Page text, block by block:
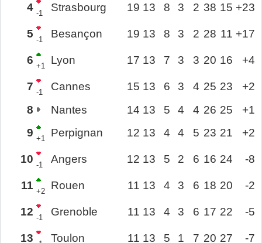
4 -1 Strasbourg 19 13 8 3 2 38 15 +23
5 -1 Besançon 19 13 8 3 2 28 11 +17
6 +1 Lyon 17 13 7 3 3 20 16 +4
7 -1 Cannes 15 13 6 3 4 25 23
+2
8
Nantes 14 13 5 4 4 26 25
+1
9 +1 Perpignan 12 13 4 4 5 23 21 +2
10 -1 Angers 12 13 5 2 6 16 24 -8
11 +2 Rouen 11 13 4 3 6 18 20 -2
12 -1 Grenoble 11 13 4 3 6 17 22 -5
13 Toulon 11 13 5 1 7 20 27
-7